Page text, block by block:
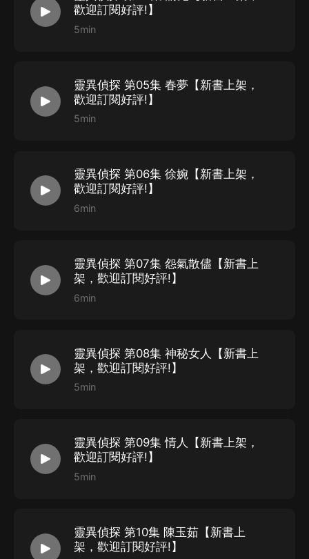
歡迎訂閱好評!】
5min
靈異偵探 第05集 春夢【新書上架，
歡迎訂閱好評!】
5min
靈異偵探 第06集 徐婉【新書上架，
歡迎訂閱好評!】
6min
靈異偵探 第07集 怨氣散儘【新書上
架，歡迎訂閱好評!】
6min
靈異偵探 第08集 神秘女人【新書上
架，歡迎訂閱好評!】
5min
靈異偵探 第09集 情人【新書上架，
歡迎訂閱好評!】
5min
靈異偵探 第10集 陳玉茹【新書上
架，歡迎訂閱好評!】